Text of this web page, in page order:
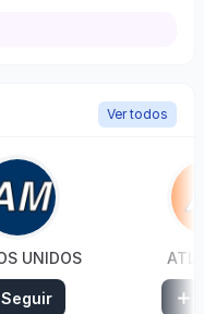
Ver todos
UNIDOS
Seguir